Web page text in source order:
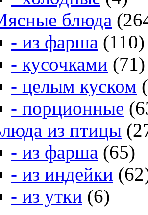
блюда
- из фарша (110)
- кусочками (71)
- целым куском
- порционные
из птицы
- из фарша (65)
- из индейки
- из утки (6)